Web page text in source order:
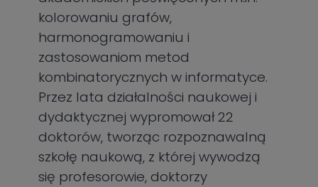
kolorowaniu grafów,
harmonogramowaniu i
zastosowaniom metod
kombinatorycznych w informatyce.
Przez lata działalności naukowej i
dydaktycznej wypromował 22
doktorów, tworząc rozpoznawalną
szkołę naukową, z której wywodzą
się profesorowie, doktorzy